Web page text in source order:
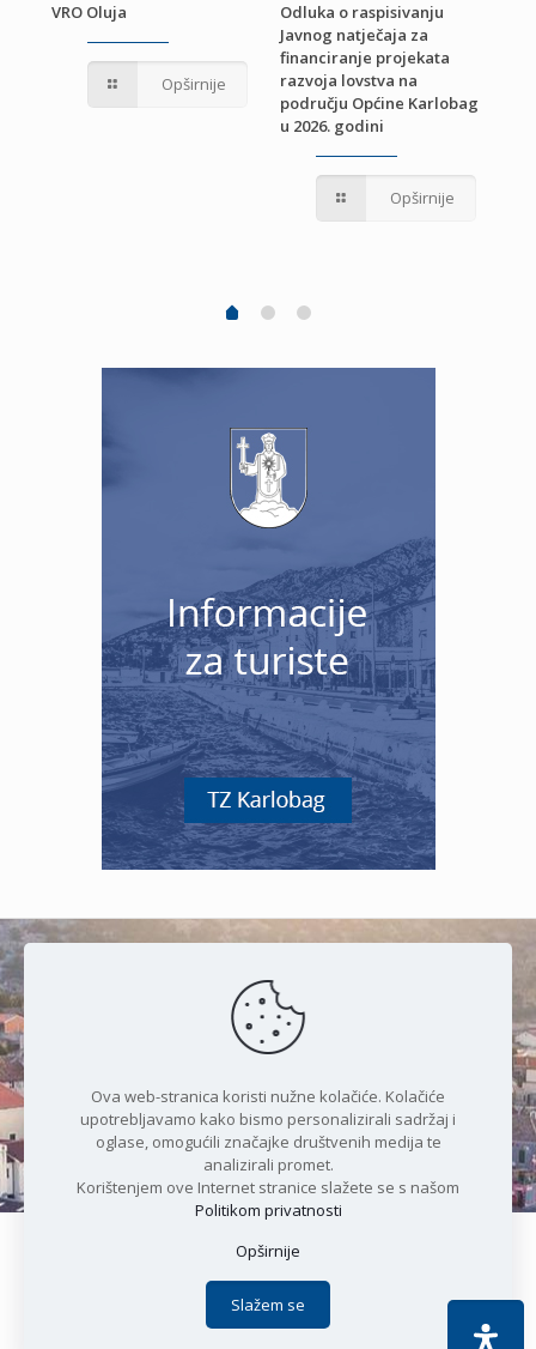
VRO Oluja
Opširnije
Odluka o raspisivanju
Javnog natječaja za
financiranje projekata
razvoja lovstva na
području Općine Karlobag
u 2026. godini
Opširnije
Čudesan spoj kristalnog mora i
prirode
Copyright © 2021 Općina Karlobag | Sva prava pridržana |
Politika privatnosti
Apoc IT
Ova web-stranica koristi nužne kolačiće. Kolačiće
upotrebljavamo kako bismo personalizirali sadržaj i
oglase, omogućili značajke društvenih medija te
analizirali promet.
Korištenjem ove Internet stranice slažete se s našom
Politikom privatnosti
Opširnije
Slažem se